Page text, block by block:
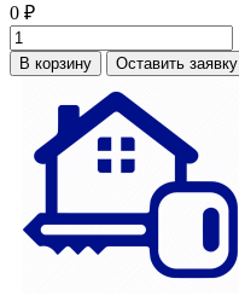
0 ₽
В корзину Оставить заявку